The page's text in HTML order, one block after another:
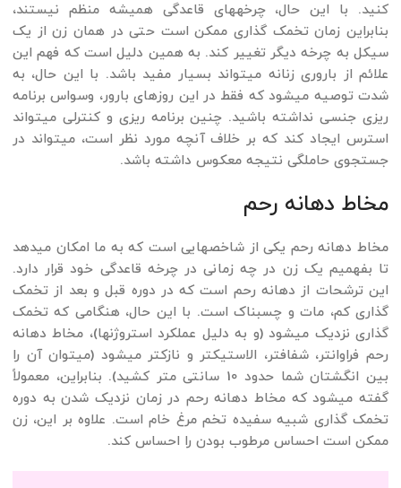
کنید. با این حال، چرخه­های قاعدگی همیشه منظم نیستند،
بنابراین زمان تخمک گذاری ممکن است حتی در همان زن از یک
سیکل به چرخه دیگر تغییر کند. به همین دلیل است که فهم این
علائم از باروری زنانه می­تواند بسیار مفید باشد. با این حال، به
شدت توصیه می­شود که فقط در این روزهای بارور، وسواس برنامه
ریزی جنسی نداشته باشید. چنین برنامه ریزی و کنترلی می­تواند
استرس ایجاد کند که بر خلاف آنچه مورد نظر است، می­تواند در
جستجوی حاملگی نتیجه معکوس داشته باشد.
مخاط دهانه رحم
مخاط دهانه رحم یکی از شاخص­هایی است که به ما امکان می­دهد
تا بفهمیم یک زن در چه زمانی در چرخه قاعدگی خود قرار دارد.
این ترشحات از دهانه رحم است که در دوره قبل و بعد از تخمک
گذاری کم، مات و چسبناک است. با این حال، هنگامی که تخمک
گذاری نزدیک می­شود (و به دلیل عملکرد استروژن­ها)، مخاط دهانه
رحم فراوان­تر، شفاف­تر، الاستیک­تر و نازک­تر می­شود (می­توان آن را
بین انگشتان شما حدود 10 سانتی متر کشید). بنابراین، معمولاً
گفته می­شود که مخاط دهانه رحم در زمان نزدیک شدن به دوره
تخمک گذاری شبیه سفیده تخم مرغ خام است. علاوه بر این، زن
ممکن است احساس مرطوب بودن را احساس کند.